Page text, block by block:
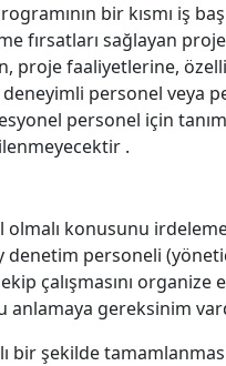
bir kısmı iş
fırsatları sağlayan
proje faaliyetlerine,
personel veya
personel için
.
konusunu
personeli
çalışmasını
gereksinim
bir şekilde